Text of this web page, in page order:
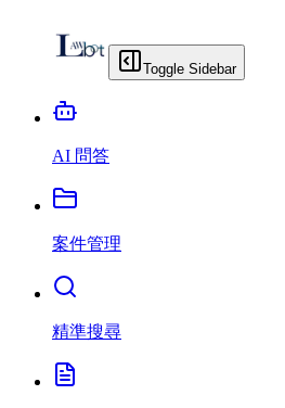
Toggle Sidebar
AI 問答
案件管理
精準搜尋